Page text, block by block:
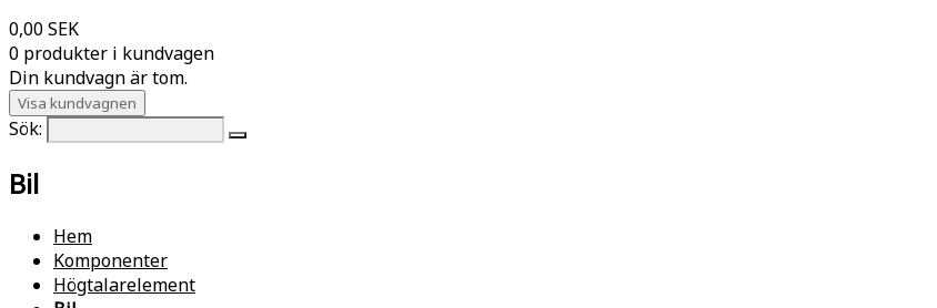
0,00 SEK
0 produkter i kundvagen
Din kundvagn är tom.
Visa kundvagnen
Sök:
Bil
Hem
Komponenter
Högtalarelement